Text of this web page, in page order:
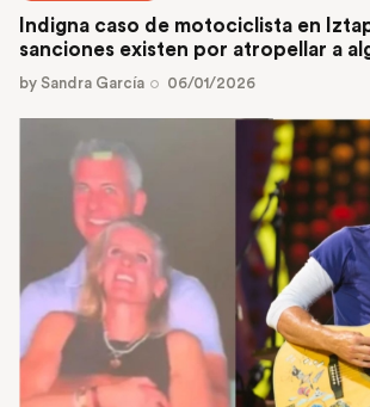
Indigna caso de motociclista en
sanciones existen por atropellar a
by Sandra García 06/01/2026